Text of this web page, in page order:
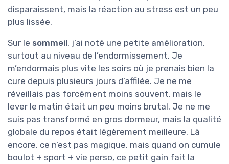
disparaissent, mais la réaction au stress est un peu
plus lissée.
Sur le sommeil, j’ai noté une petite amélioration,
surtout au niveau de l’endormissement. Je
m’endormais plus vite les soirs où je prenais bien la
cure depuis plusieurs jours d’affilée. Je ne me
réveillais pas forcément moins souvent, mais le
lever le matin était un peu moins brutal. Je ne me
suis pas transformé en gros dormeur, mais la qualité
globale du repos était légèrement meilleure. Là
encore, ce n’est pas magique, mais quand on cumule
boulot + sport + vie perso, ce petit gain fait la